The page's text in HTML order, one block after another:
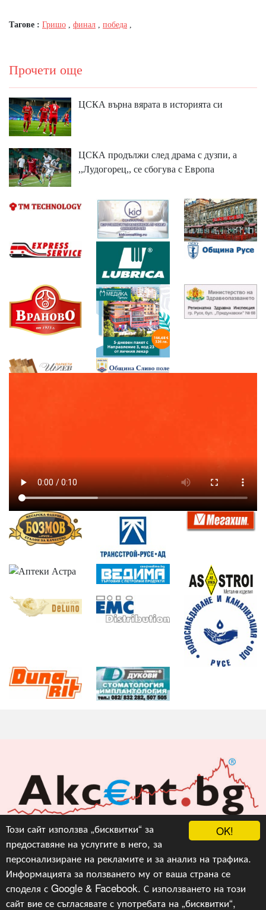
OK!
Този сайт използва „бисквитки“ за
предоставяне на услугите в него, за
персонализиране на рекламите и за анализ на трафика.
Информацията за ползването му от ваша страна се
споделя с Google & Facebook. С използването на този
сайт вие се съгласявате с употребата на „бисквитки“,
Тагове : Гришо финал победа
Прочети още
ЦСКА върна вярата в историята си
ЦСКА продължи след драма с дузпи, а
,,Лудогорец,, се сбогува с Европа
Акцент БГ ЕООД
info@akcent.bg
Facebook
Copyright © 2010, 2016, 2018-2022, 2023, v.3.0,Акцент